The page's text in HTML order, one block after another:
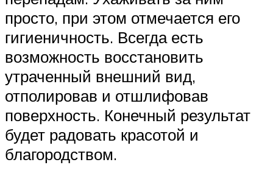
просто, при этом отмечается его
гигиеничность. Всегда есть
возможность восстановить
утраченный внешний вид,
отполировав и отшлифовав
поверхность. Конечный результат
будет радовать красотой и
благородством.